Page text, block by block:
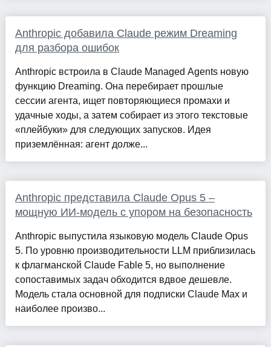
Anthropic добавила Claude режим Dreaming
для разбора ошибок
Anthropic встроила в Claude Managed Agents новую
функцию Dreaming. Она перебирает прошлые
сессии агента, ищет повторяющиеся промахи и
удачные ходы, а затем собирает из этого текстовые
«плейбуки» для следующих запусков. Идея
приземлённая: агент долже...
Anthropic представила Claude Opus 5 –
мощную ИИ-модель с упором на безопасность
Anthropic выпустила языковую модель Claude Opus
5. По уровню производительности LLM приблизилась
к флагманской Claude Fable 5, но выполнение
сопоставимых задач обходится вдвое дешевле.
Модель стала основной для подписки Claude Max и
наиболее произво...